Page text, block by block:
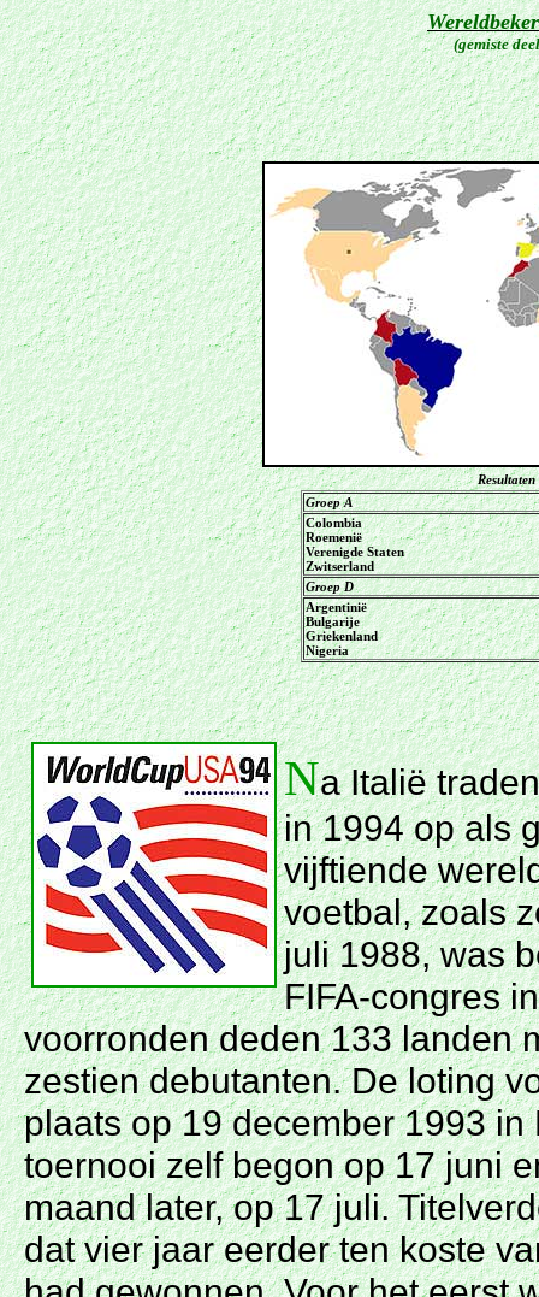
(gemiste
Groep A
Colombia
Roemenië
Verenigde Staten
Zwitserland
Groep D
Argentinië
Bulgarije
Griekenland
Nigeria
Na Italië
in 1994 op als
vijftiende
voetbal, zoals
juli 1988, was
FIFA-congres
voorronden deden 133 landen
zestien debutanten. De loting
plaats op 19 december 1993 in
toernooi zelf begon op 17 juni
maand later, op 17 juli.
dat vier jaar eerder ten koste